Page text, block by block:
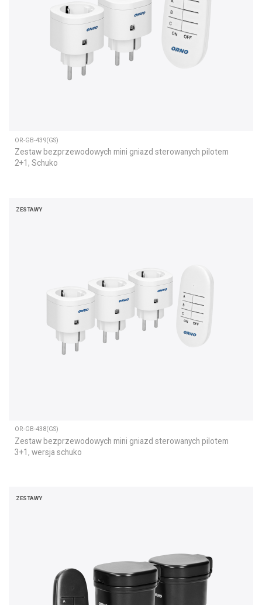
OR-GB-439(GS)
Zestaw bezprzewodowych mini gniazd sterowanych pilotem
2+1, Schuko
ZESTAWY
OR-GB-438(GS)
Zestaw bezprzewodowych mini gniazd sterowanych pilotem
3+1, wersja schuko
ZESTAWY